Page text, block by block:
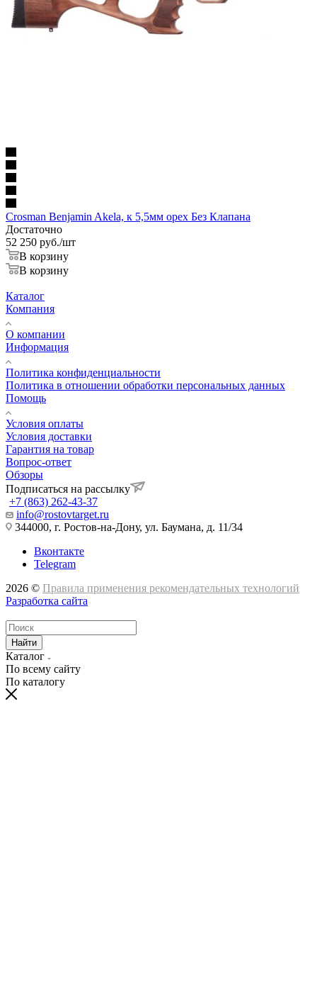
Crosman Benjamin Akela, к 5,5мм орех Без Клапана
Достаточно
52 250 руб./шт
В корзину
В корзину
Каталог
Компания
О компании
Информация
Политика конфиденциальности
Политика в отношении обработки персональных данных
Помощь
Условия оплаты
Условия доставки
Гарантия на товар
Вопрос-ответ
Обзоры
Подписаться на рассылку
+7 (863) 262-43-37
info@rostovtarget.ru
344000, г. Ростов-на-Дону, ул. Баумана, д. 11/34
Вконтакте
Telegram
2026 © Правила применения рекомендательных технологий
Разработка сайта
Найти
Каталог
По всему сайту
По каталогу